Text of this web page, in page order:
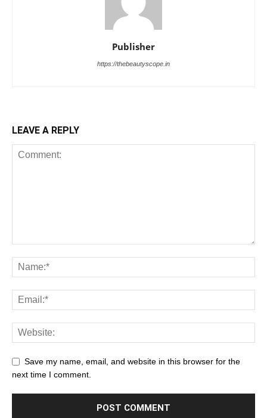
Publisher
https://thebeautyscope.in
LEAVE A REPLY
Save my name, email, and website in this browser for the
next time I comment.